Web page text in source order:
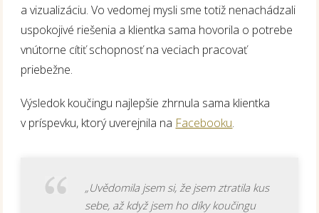
a vizualizáciu. Vo vedomej mysli sme totiž nenachádzali
uspokojivé riešenia a klientka sama hovorila o potrebe
vnútorne cítiť schopnosť na veciach pracovať
priebežne.
Výsledok koučingu najlepšie zhrnula sama klientka
v príspevku, ktorý uverejnila na Facebooku.
„Uvědomila jsem si, že jsem ztratila kus
sebe, až když jsem ho díky koučingu